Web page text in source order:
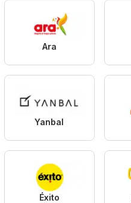
Ara
Yanbal
Éxito